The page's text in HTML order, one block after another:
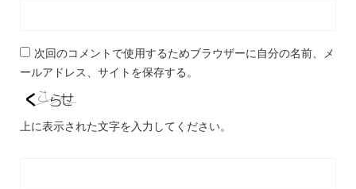
次回のコメントで使用するためブラウザーに自分の名前、メ
ールアドレス、サイトを保存する。
上に表示された文字を入力してください。